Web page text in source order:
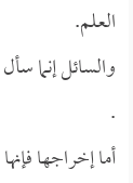
العلم.
والسائل إنما
.
أما إخراجها